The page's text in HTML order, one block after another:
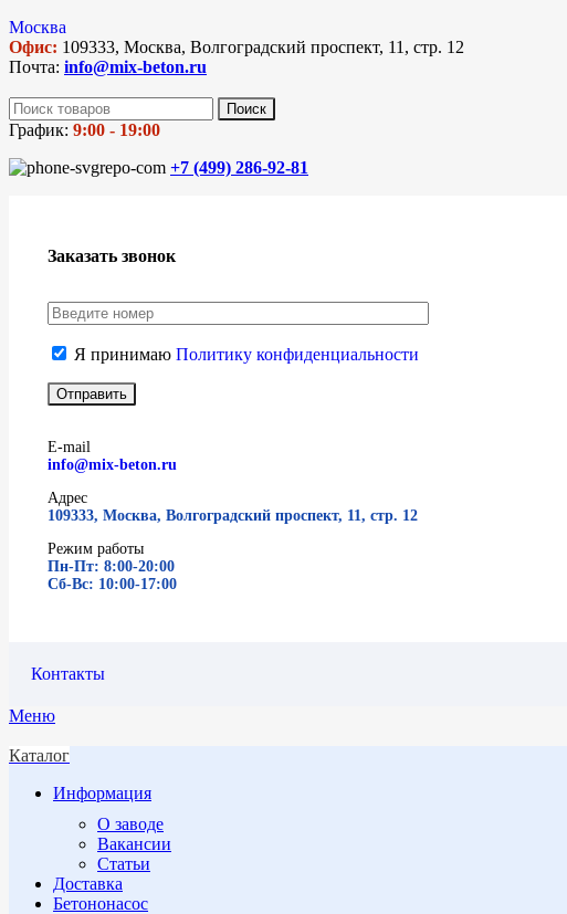
Москва
Офис: 109333, Москва, Волгоградский проспект, 11, стр. 12
Почта: info@mix-beton.ru
Поиск
График: 9:00 - 19:00
+7 (499) 286-92-81
Заказать звонок
Я принимаю Политику конфиденциальности
E-mail
info@mix-beton.ru
Адрес
109333, Москва, Волгоградский проспект, 11, стр. 12
Режим работы
Пн-Пт: 8:00-20:00
Сб-Вс: 10:00-17:00
Контакты
Меню
Каталог
Информация
О заводе
Вакансии
Статьи
Доставка
Бетононасос